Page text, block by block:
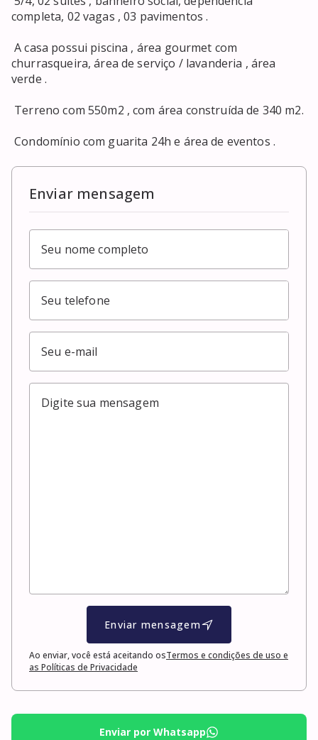
completa, 02 vagas , 03 pavimentos .
A casa possui piscina , área gourmet com
churrasqueira, área de serviço / lavanderia , área
verde .
Condomínio com guarita 24h e área de eventos .
Enviar mensagem
Enviar mensagem
Ao enviar, você está aceitando osTermos e condições de uso e
as Políticas de Privacidade
Enviar por Whatsapp